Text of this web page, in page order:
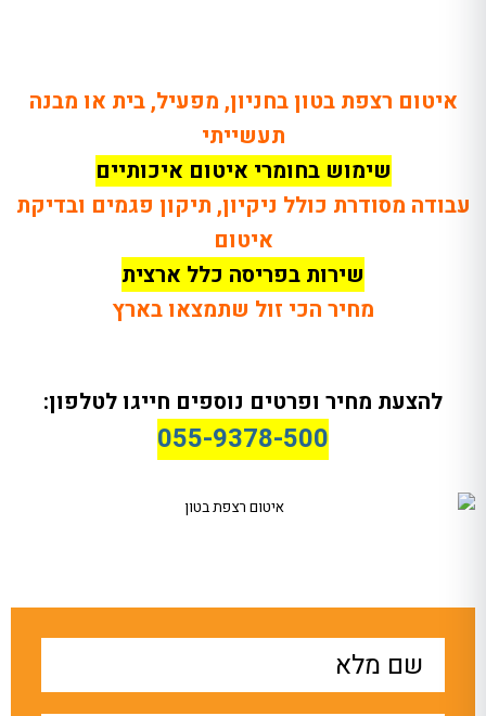
איטום רצפת בטון בחניון, מפעיל, בית או מבנה
תעשייתי
שימוש בחומרי איטום איכותיים
עבודה מסודרת כולל ניקיון, תיקון פגמים ובדיקת
איטום
שירות בפריסה כלל ארצית
מחיר הכי זול שתמצאו בארץ
להצעת מחיר ופרטים נוספים חייגו לטלפון:
055-9378-500